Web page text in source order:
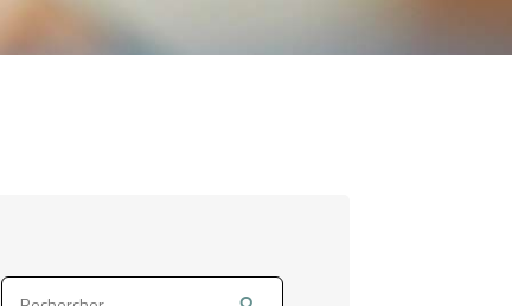
Rechercher :